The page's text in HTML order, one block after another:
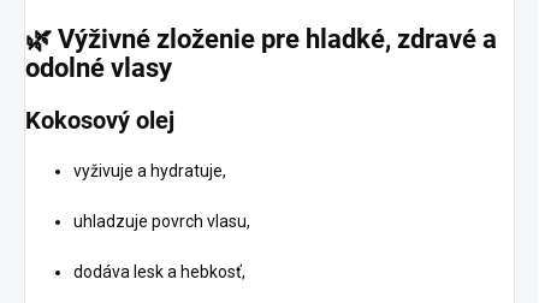
🌿 Výživné zloženie pre hladké, zdravé a
odolné vlasy
Kokosový olej
vyživuje a hydratuje,
uhladzuje povrch vlasu,
dodáva lesk a hebkosť,